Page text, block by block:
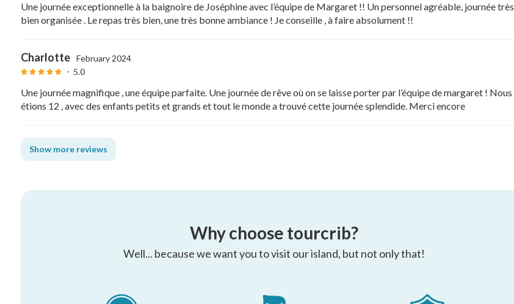
Une journée exceptionnelle à la baignoire de Joséphine avec l’équipe de Margaret !! Un personnel agréable, journée très
bien organisée . Le repas très bien, une très bonne ambiance ! Je conseille , à faire absolument !!
Charlotte February 2024
5.0
Une journée magnifique , une équipe parfaite. Une journée de rêve où on se laisse porter par l’équipe de margaret ! Nous
étions 12 , avec des enfants petits et grands et tout le monde a trouvé cette journée splendide. Merci encore
Show more reviews
Why choose tourcrib?
Well... because we want you to visit our island, but not only that!